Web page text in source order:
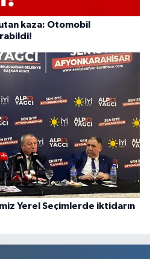
kaza: Otomobil
Yerel Seçimlerde iktidarın